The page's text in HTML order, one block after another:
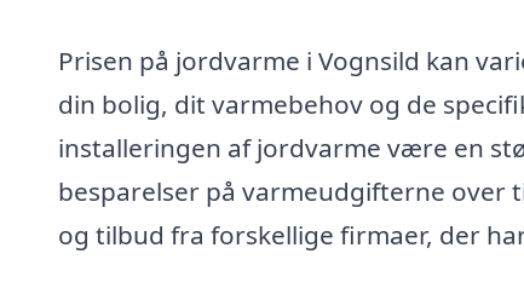
Prisen på jordvarme i Vognsild kan
din bolig, dit varmebehov og de
installeringen af jordvarme være en
besparelser på varmeudgifterne over
og tilbud fra forskellige firmaer, der